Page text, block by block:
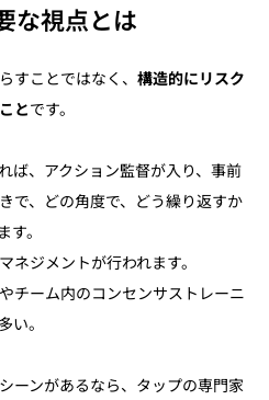
な視点とは
すことではなく、 構造的にリスク
とです。
ば、アクション監督が入り、事前
で、どの角度で、どう繰り返すか
。
ネジメントが行われます。
チーム内のコンセンサストレーニ
い。
ーンがあるなら、タップの専門家